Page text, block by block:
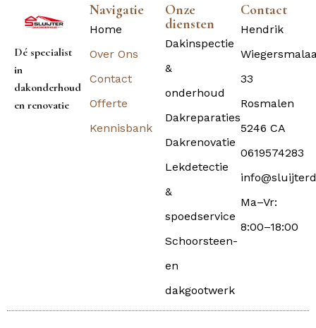
Dé specialist
in
dakonderhoud
en renovatie
Navigatie
Home
Over Ons
Contact
Offerte
Kennisbank
Onze
diensten
Dakinspectie
&
onderhoud
Dakreparaties
Dakrenovatie
Lekdetectie
&
spoedservice
Schoorsteen-
en
dakgootwerk
Contact
Hendrik
33
Rosmalen
5246 CA
0619574283
Ma–Vr:
8:00–18:00